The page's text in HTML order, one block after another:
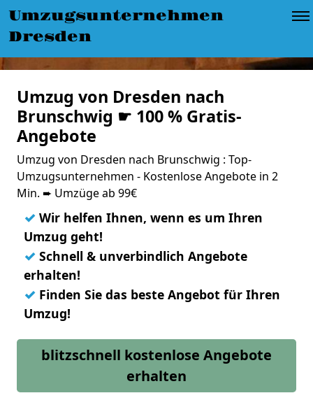
Umzugsunternehmen
Dresden
Umzug von Dresden nach
Brunschwig ☛ 100 % Gratis-
Angebote
Umzug von Dresden nach Brunschwig : Top-
Umzugsunternehmen - Kostenlose Angebote in 2
Min. ➨ Umzüge ab 99€
✓ Wir helfen Ihnen, wenn es um Ihren
Umzug geht!
✓ Schnell & unverbindlich Angebote
erhalten!
✓ Finden Sie das beste Angebot für Ihren
Umzug!
blitzschnell kostenlose Angebote
erhalten